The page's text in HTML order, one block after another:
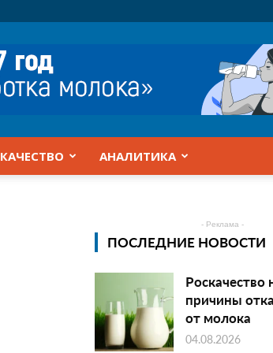
КАЧЕСТВО АНАЛИТИКА
- Реклама -
ПОСЛЕДНИЕ НОВОСТИ
Роскачество
причины
от молока
04.08.2026